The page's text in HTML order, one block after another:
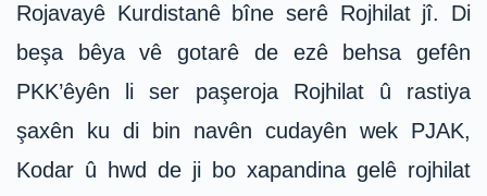
Rojavayê Kurdistanê bîne serê Rojhilat jî. Di
beşa bêya vê gotarê de ezê behsa gefên
PKK’êyên li ser paşeroja Rojhilat û rastiya
şaxên ku di bin navên cudayên wek PJAK,
Kodar û hwd de ji bo xapandina gelê rojhilat